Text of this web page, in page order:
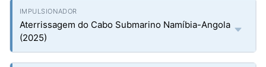
Aterrissagem do Cabo Submarino Namíbia-Angola
(2025)